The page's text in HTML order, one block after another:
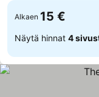
Alkaen 15 €
Näytä hinnat 4